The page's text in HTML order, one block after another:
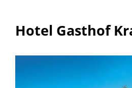
Hotel Gasthof